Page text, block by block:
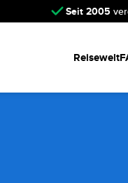
Seit 2005
Reisewelt